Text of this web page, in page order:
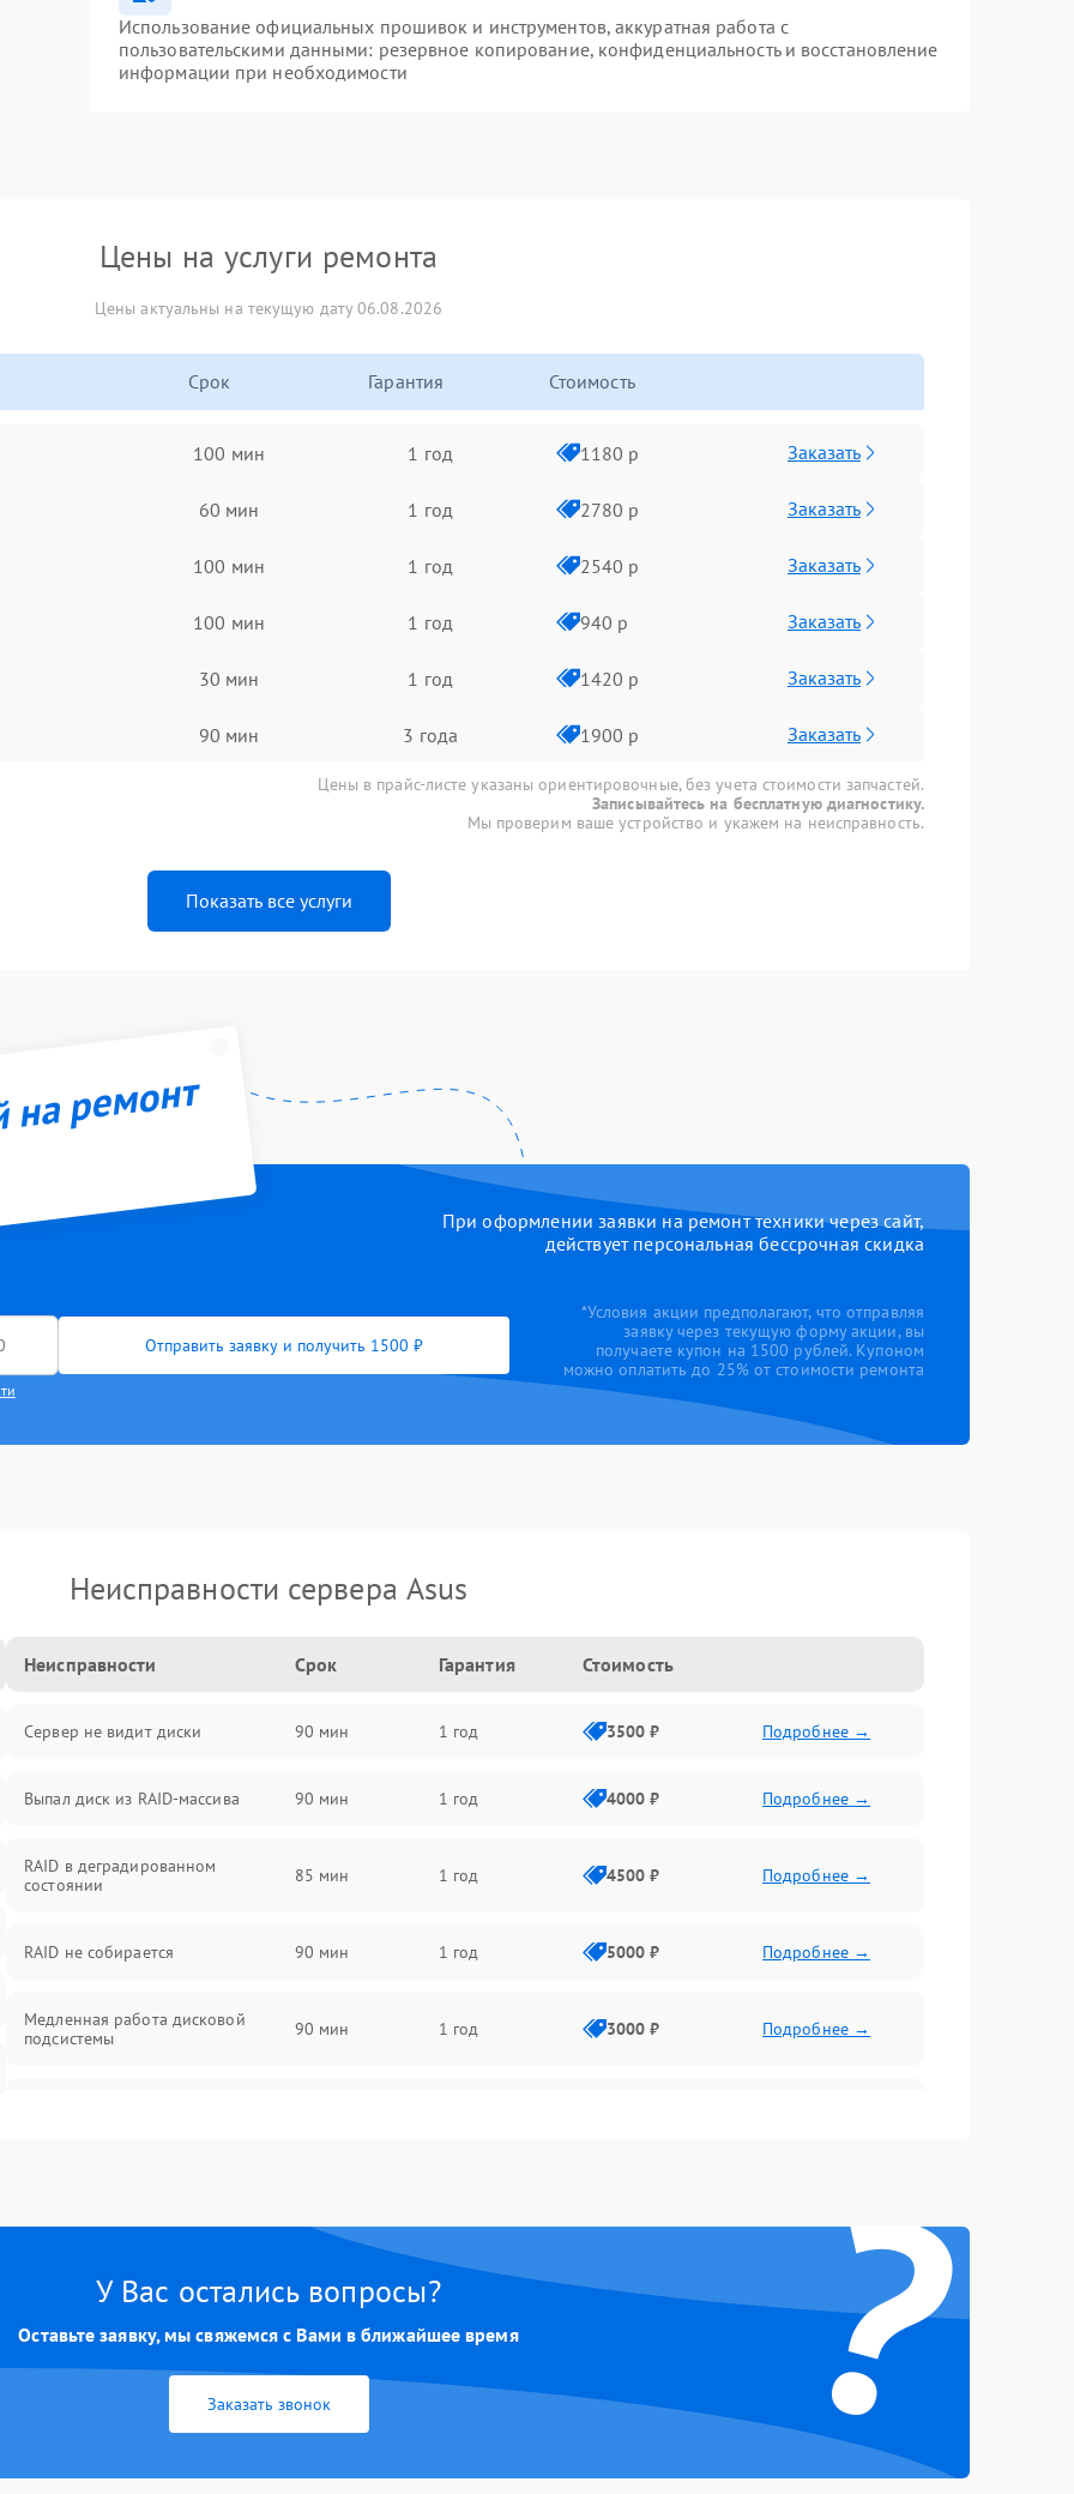
Использование официальных прошивок и инструментов, аккуратная работа с
пользовательскими данными: резервное копирование, конфиденциальность и восстановление
информации при необходимости
Цены на услуги ремонта
Цены актуальны на текущую дату 06.08.2026
Срок Гарантия Стоимость
100 мин 1 год 1180 р Заказать
60 мин 1 год 2780 р Заказать
100 мин 1 год 2540 р Заказать
100 мин 1 год 940 р Заказать
30 мин 1 год 1420 р Заказать
90 мин 3 года 1900 р Заказать
Цены в прайс-листе указаны ориентировочные, без учета стоимости запчастей.
Записывайтесь на бесплатную диагностику.
Мы проверим ваше устройство и укажем на неисправность.
Показать все услуги
ремонт
При оформлении заявки на ремонт техники через сайт,
действует персональная бессрочная скидка
Отправить заявку и получить 1500 ₽
*Условия акции предполагают, что отправляя
заявку через текущую форму акции, вы
получаете купон на 1500 рублей. Купоном
можно оплатить до 25% от стоимости ремонта
Неисправности сервера Asus
Неисправности Срок Гарантия Стоимость
Сервер не видит диски 90 мин 1 год 3500 ₽ Подробнее →
Выпал диск из RAID-массива 90 мин 1 год 4000 ₽ Подробнее →
RAID в деградированном
состоянии
85 мин 1 год 4500 ₽ Подробнее →
RAID не собирается 90 мин 1 год 5000 ₽ Подробнее →
Медленная работа дисковой
подсистемы
90 мин 1 год 3000 ₽ Подробнее →
?
У Вас остались вопросы?
Оставьте заявку, мы свяжемся с Вами в ближайшее время
Заказать звонок